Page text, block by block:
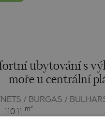
ubytování s
moře u centrální
/ BURGAS /
110.11 m²